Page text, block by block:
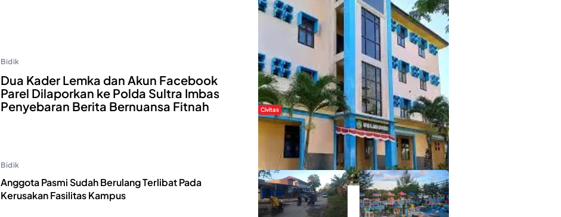
Bidik
Dua Kader Lemka dan Akun Facebook
Parel Dilaporkan ke Polda Sultra Imbas
Penyebaran Berita Bernuansa Fitnah
Bidik
Anggota Pasmi Sudah Berulang Terlibat Pada
Kerusakan Fasilitas Kampus
Civitas
Di Balik Kehidupan Ma’had Al-Jami’ah UIN
Kendari : Mahasiswa Ceritakan Manfaat dan
Tantangan